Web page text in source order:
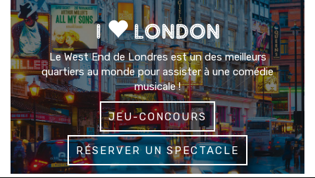
I LONDON
Le West End de Londres est un des meilleurs
quartiers au monde pour assister à une comédie
musicale !
JEU-CONCOURS
RÉSERVER UN SPECTACLE